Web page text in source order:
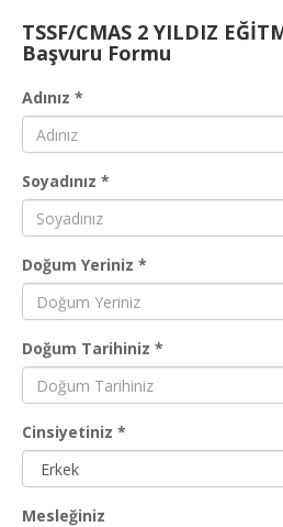
TSSF/CMAS 2 YILDIZ
Başvuru Formu
Adınız *
Soyadınız *
Doğum Yeriniz *
Doğum Tarihiniz *
Cinsiyetiniz *
Mesleğiniz